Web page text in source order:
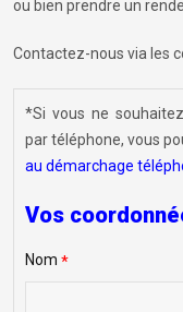
ou bien prendre un
Contactez-nous via les
*Si vous ne
par téléphone, vous
au démarchage
Vos
Nom *